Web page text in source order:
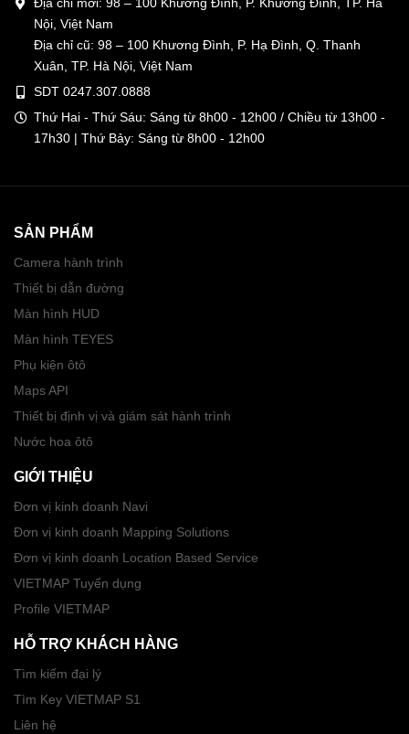
Nội, Việt Nam
Địa chỉ cũ: 98 – 100 Khương Đình, P. Hạ Đình, Q. Thanh
Xuân, TP. Hà Nội, Việt Nam
SDT 0247.307.0888
Thứ Hai - Thứ Sáu: Sáng từ 8h00 - 12h00 / Chiều từ 13h00 -
17h30 | Thứ Bảy: Sáng từ 8h00 - 12h00
SẢN PHẨM
Camera hành trình
Thiết bị dẫn đường
Màn hình HUD
Màn hình TEYES
Phụ kiện ôtô
Maps API
Thiết bị định vị và giám sát hành trình
Nước hoa ôtô
GIỚI THIỆU
Đơn vị kinh doanh Navi
Đơn vị kinh doanh Mapping Solutions
Đơn vị kinh doanh Location Based Service
VIETMAP Tuyển dụng
Profile VIETMAP
HỖ TRỢ KHÁCH HÀNG
Tìm kiếm đại lý
Tìm Key VIETMAP S1
Liên hệ